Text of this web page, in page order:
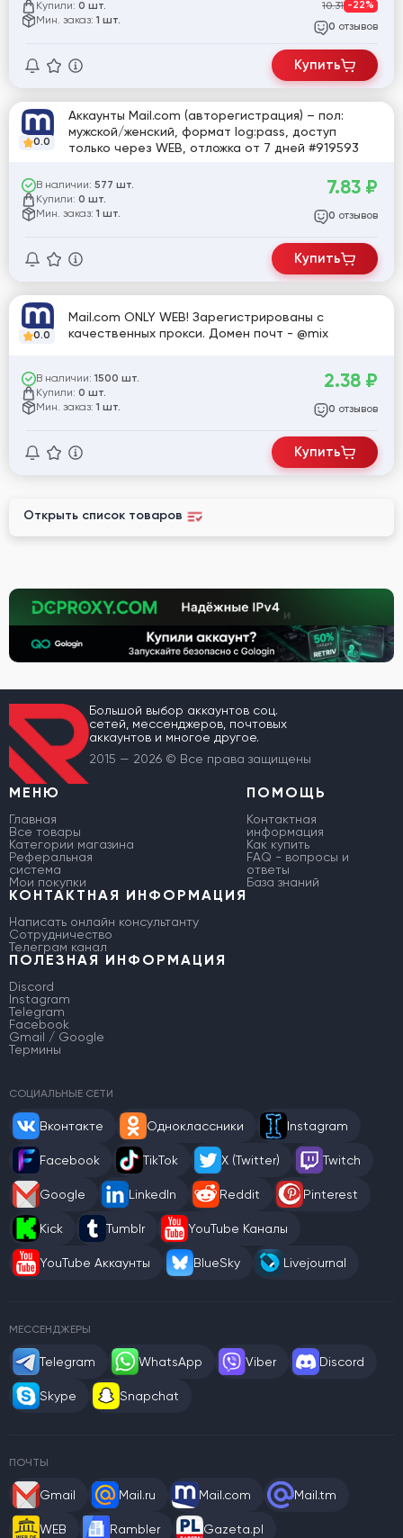
Купили: 0 шт.
Мин. заказ: 1 шт.
10.31 -22%
0 отзывов
Купить
0.0
Аккаунты Mail.com (авторегистрация) – пол:
мужской/женский, формат log:pass, доступ
только через WEB, отложка от 7 дней #919593
В наличии: 577 шт.
Купили: 0 шт.
Мин. заказ: 1 шт.
7.83 ₽
0 отзывов
Купить
0.0
Mail.com ONLY WEB! Зарегистрированы с
качественных прокси. Домен почт - @mix
В наличии: 1500 шт.
Купили: 0 шт.
Мин. заказ: 1 шт.
2.38 ₽
0 отзывов
Купить
Открыть список товаров
Большой выбор аккаунтов соц.
сетей, мессенджеров, почтовых
аккаунтов и многое другое.
2015 — 2026 © Все права защищены
МЕНЮ
Главная
Все товары
Категории магазина
Реферальная
система
Мои покупки
ПОМОЩЬ
Контактная
информация
Как купить
FAQ - вопросы и
ответы
База знаний
КОНТАКТНАЯ ИНФОРМАЦИЯ
Написать онлайн консультанту
Сотрудничество
Телеграм канал
ПОЛЕЗНАЯ ИНФОРМАЦИЯ
Discord
Instagram
Telegram
Facebook
Gmail / Google
Термины
СОЦИАЛЬНЫЕ СЕТИ
Вконтакте Одноклассники Instagram
Facebook TikTok X (Twitter) Twitch
Google LinkedIn Reddit Pinterest
Kick Tumblr YouTube Каналы
YouTube Аккаунты BlueSky Livejournal
МЕССЕНДЖЕРЫ
Telegram WhatsApp Viber Discord
Skype Snapchat
ПОЧТЫ
Gmail Mail.ru Mail.com Mail.tm
WEB Rambler Gazeta.pl